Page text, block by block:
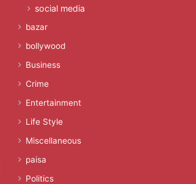
social media
bazar
bollywood
Business
Crime
Entertainment
Life Style
Miscellaneous
paisa
Politics